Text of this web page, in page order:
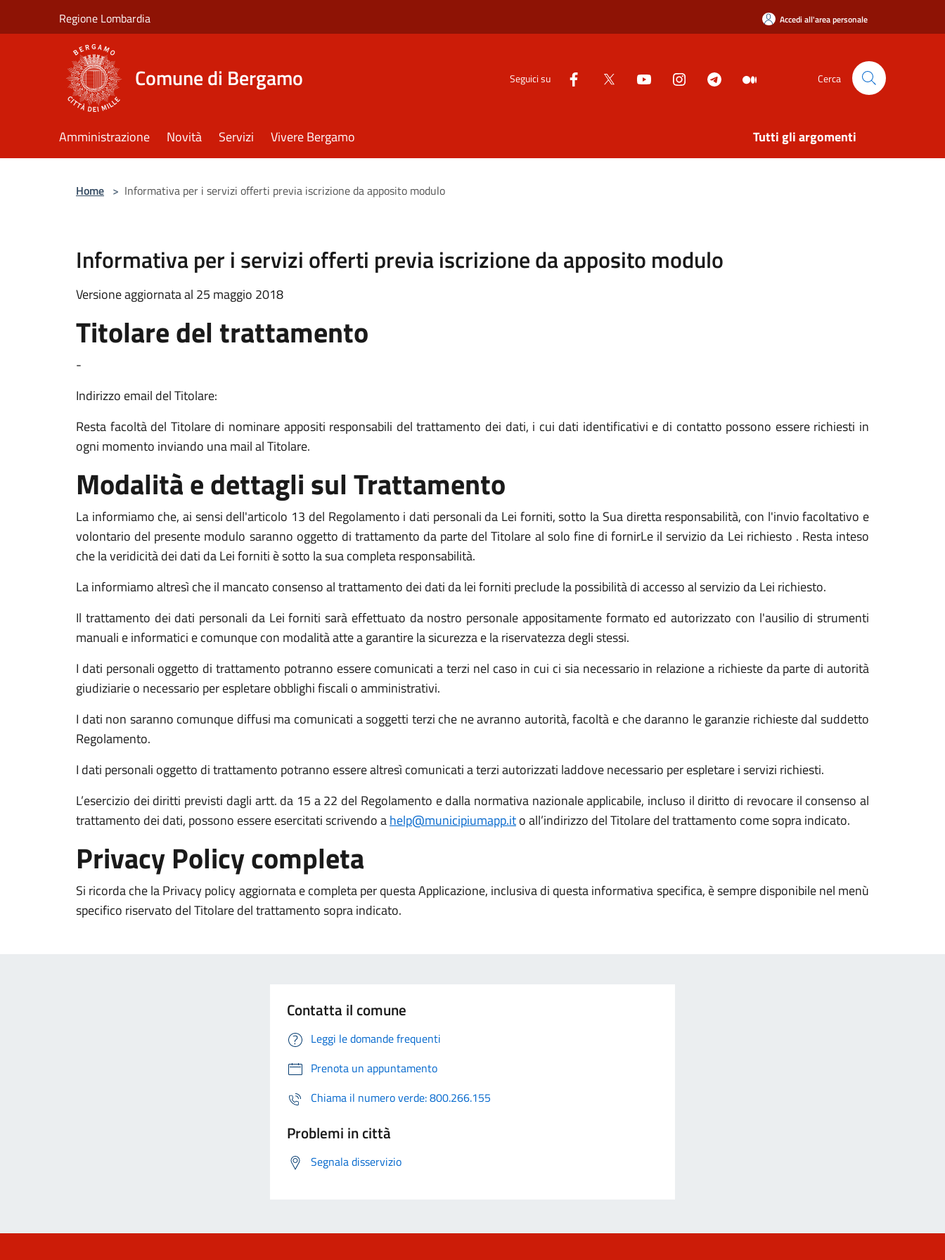
Regione Lombardia Accedi all'area personale
Comune di Bergamo Seguici su Cerca
Amministrazione Novità Servizi Vivere Bergamo Tutti gli argomenti
Home > Informativa per i servizi offerti previa iscrizione da apposito modulo
Informativa per i servizi offerti previa iscrizione da apposito modulo
Versione aggiornata al 25 maggio 2018
Titolare del trattamento
-
Indirizzo email del Titolare:
Resta facoltà del Titolare di nominare appositi responsabili del trattamento dei dati, i cui dati identificativi e di contatto possono essere richiesti in
ogni momento inviando una mail al Titolare.
Modalità e dettagli sul Trattamento
La informiamo che, ai sensi dell'articolo 13 del Regolamento i dati personali da Lei forniti, sotto la Sua diretta responsabilità, con l'invio facoltativo e
volontario del presente modulo saranno oggetto di trattamento da parte del Titolare al solo fine di fornirLe il servizio da Lei richiesto . Resta inteso
che la veridicità dei dati da Lei forniti è sotto la sua completa responsabilità.
La informiamo altresì che il mancato consenso al trattamento dei dati da lei forniti preclude la possibilità di accesso al servizio da Lei richiesto.
Il trattamento dei dati personali da Lei forniti sarà effettuato da nostro personale appositamente formato ed autorizzato con l'ausilio di strumenti
manuali e informatici e comunque con modalità atte a garantire la sicurezza e la riservatezza degli stessi.
I dati personali oggetto di trattamento potranno essere comunicati a terzi nel caso in cui ci sia necessario in relazione a richieste da parte di autorità
giudiziarie o necessario per espletare obblighi fiscali o amministrativi.
I dati non saranno comunque diffusi ma comunicati a soggetti terzi che ne avranno autorità, facoltà e che daranno le garanzie richieste dal suddetto
Regolamento.
I dati personali oggetto di trattamento potranno essere altresì comunicati a terzi autorizzati laddove necessario per espletare i servizi richiesti.
L’esercizio dei diritti previsti dagli artt. da 15 a 22 del Regolamento e dalla normativa nazionale applicabile, incluso il diritto di revocare il consenso al
trattamento dei dati, possono essere esercitati scrivendo ahelp@municipiumapp.ito all’indirizzo del Titolare del trattamento come sopra indicato.
Privacy Policy completa
Si ricorda che la Privacy policy aggiornata e completa per questa Applicazione, inclusiva di questa informativa specifica, è sempre disponibile nel menù
specifico riservato del Titolare del trattamento sopra indicato.
Contatta il comune
Leggi le domande frequenti
Prenota un appuntamento
Chiama il numero verde: 800.266.155
Problemi in città
Segnala disservizio